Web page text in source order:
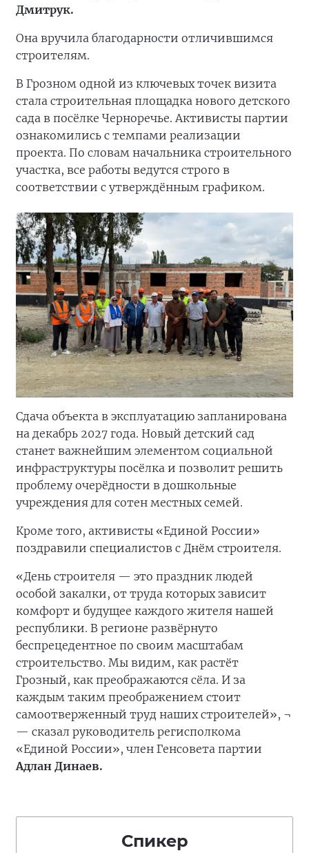
Дмитрук.
Она вручила благодарности отличившимся
строителям.
В Грозном одной из ключевых точек визита
стала строительная площадка нового детского
сада в посёлке Черноречье. Активисты партии
ознакомились с темпами реализации
проекта. По словам начальника строительного
участка, все работы ведутся строго в
соответствии с утверждённым графиком.
Сдача объекта в эксплуатацию запланирована
на декабрь 2027 года. Новый детский сад
станет важнейшим элементом социальной
инфраструктуры посёлка и позволит решить
проблему очерёдности в дошкольные
учреждения для сотен местных семей.
Кроме того, активисты «Единой России»
поздравили специалистов с Днём строителя.
«День строителя — это праздник людей
особой закалки, от труда которых зависит
комфорт и будущее каждого жителя нашей
республики. В регионе развёрнуто
беспрецедентное по своим масштабам
строительство. Мы видим, как растёт
Грозный, как преображаются сёла. И за
каждым таким преображением стоит
самоотверженный труд наших строителей», ¬
— сказал руководитель регисполкома
«Единой России», член Генсовета партии
Адлан Динаев.
Спикер